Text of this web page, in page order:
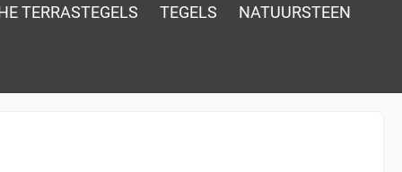
TERRASTEGELS TEGELS NATUURSTEEN